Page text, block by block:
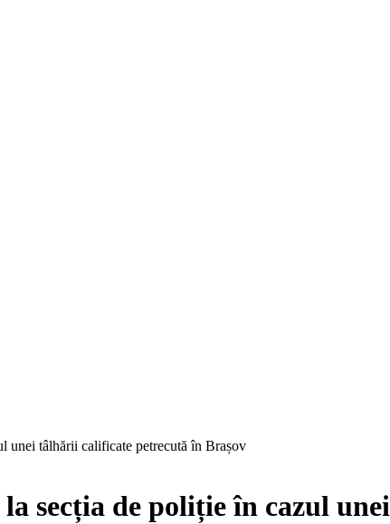
unei tâlhării calificate petrecută în Brașov
secția de poliție în cazul